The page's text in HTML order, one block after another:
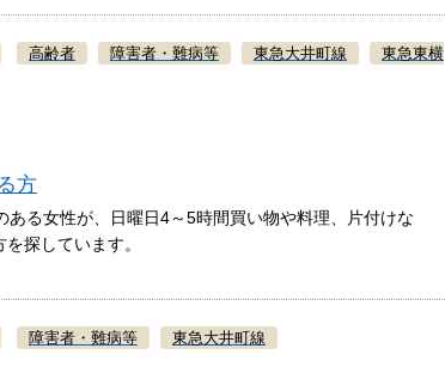
高齢者 障害者・難病等 東急大井町線 東急東横
方
る女性が、日曜日4～5時間買い物や料理、片付けな
探しています。
障害者・難病等 東急大井町線